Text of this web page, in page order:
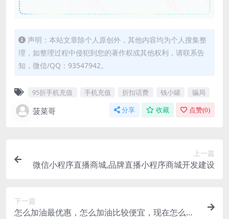
声明：本站文章除个人原创外，其他内容均为个人搜集整
理，如整理过程中侵犯到您的著作权或其他权利，请联系告
知，微信/QQ：93547942。
95折手机充值 手机充值 折扣话费 钱小罐 骗局
菠菜哥 分享 收藏 点赞(0)
上一篇
微信小程序直播商城,品牌直播小程序商城开发建设
下一篇
怎么加油最优惠，怎么加油比较便宜，现在怎么加